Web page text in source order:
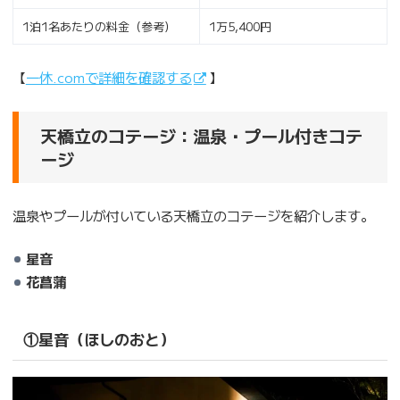
1泊1名あたりの料金（参考） 1万5,400円
【一休.comで詳細を確認する 】
天橋立のコテージ：温泉・プール付きコテ
ージ
温泉やプールが付いている天橋立のコテージを紹介します。
星音
花菖蒲
①星音（ほしのおと）